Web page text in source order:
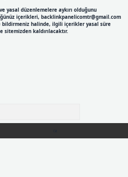
yasal düzenlemelere aykırı olduğunu
içerikleri, backlinkpanelicomtr@gmail.com
bildirmeniz halinde, ilgili içerikler yasal süre
sitemizden kaldırılacaktır.